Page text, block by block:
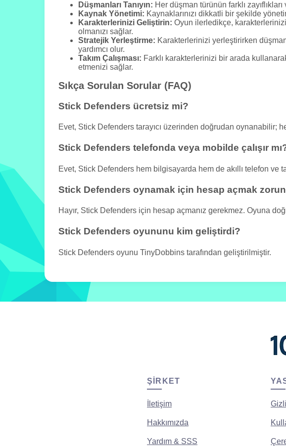
Düşmanları Tanıyın: Her düşman türünün farklı
Kaynak Yönetimi: Kaynaklarınızı dikkatli bir şekilde
Karakterlerinizi Geliştirin: Oyun ilerledikçe,
olmanızı sağlar.
Stratejik Yerleştirme: Karakterlerinizi yerleştirirken
yardımcı olur.
Takım Çalışması: Farklı karakterlerinizi bir arada
etmenizi sağlar.
Sıkça Sorulan Sorular (FAQ)
Stick Defenders ücretsiz mi?
Evet, Stick Defenders tarayıcı üzerinden doğrudan oynanabilir;
Stick Defenders telefonda veya mobilde çalışır
Evet, Stick Defenders hem bilgisayarda hem de akıllı telefon ve
Stick Defenders oynamak için hesap açmak
Hayır, Stick Defenders için hesap açmanız gerekmez. Oyuna
Stick Defenders oyununu kim geliştirdi?
Stick Defenders oyunu TinyDobbins tarafından geliştirilmiştir.
ŞIRKET
İletişim
Hakkımızda
Yardım & SSS